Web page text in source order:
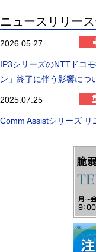
ニュースリリー
2026.05.27
IP3シリーズのNTTドコ
ン」終了に伴う影響につ
2025.07.25
Comm Assistシリーズ